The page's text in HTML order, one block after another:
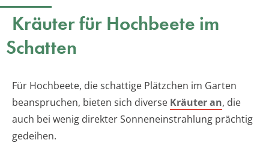
Kräuter für Hochbeete im
Schatten
Für Hochbeete, die schattige Plätzchen im Garten
beanspruchen, bieten sich diverse Kräuter an, die
auch bei wenig direkter Sonneneinstrahlung prächtig
gedeihen.